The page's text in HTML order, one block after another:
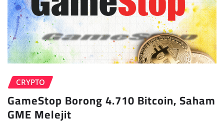
CRYPTO
GameStop Borong 4.710 Bitcoin, Saham
GME Melejit